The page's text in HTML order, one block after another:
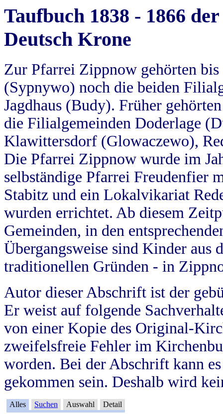
Taufbuch 1838 - 1866
Deutsch Krone
Zur Pfarrei Zippnow gehörten
(Sypnywo) noch die beiden
Jagdhaus (Budy). Früher
die Filialgemeinden Doderlage
Klawittersdorf (Glowaczewo),
Die Pfarrei Zippnow wurde im
selbständige Pfarrei Freudenfier
Stabitz und ein Lokalvikariat
wurden errichtet. Ab diesem
Gemeinden, in den
Übergangsweise sind Kinder aus
traditionellen Gründen - in
Autor dieser Abschrift ist der
Er weist auf folgende
von einer Kopie des Original-
zweifelsfreie Fehler im
worden. Bei der Abschrift kann
gekommen sein. Deshalb wird
Alles Suchen Auswahl Detail